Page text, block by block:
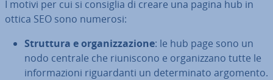
I motivi per cui si consiglia di creare una pagina hub in
ottica SEO sono numerosi:
Struttura e or­ga­niz­za­zio­ne: le hub page sono un
nodo centrale che riu­ni­sco­no e or­ga­niz­za­no tutte le
in­for­ma­zio­ni ri­guar­dan­ti un de­ter­mi­na­to argomento.